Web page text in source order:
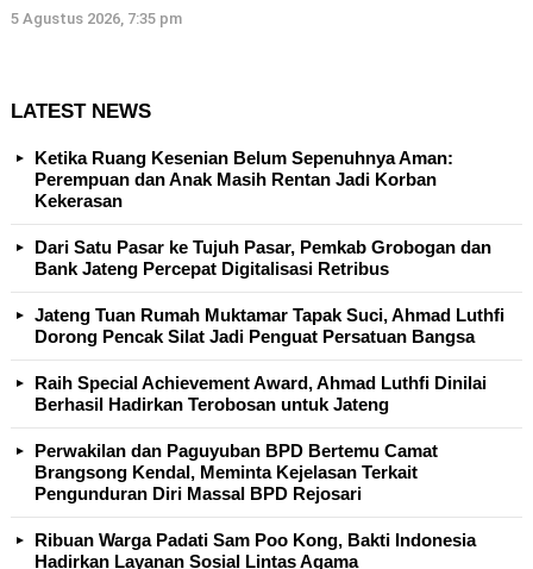
5 Agustus 2026, 7:35 pm
LATEST NEWS
Ketika Ruang Kesenian Belum Sepenuhnya Aman:
Perempuan dan Anak Masih Rentan Jadi Korban
Kekerasan
Dari Satu Pasar ke Tujuh Pasar, Pemkab Grobogan dan
Bank Jateng Percepat Digitalisasi Retribus
Jateng Tuan Rumah Muktamar Tapak Suci, Ahmad Luthfi
Dorong Pencak Silat Jadi Penguat Persatuan Bangsa
Raih Special Achievement Award, Ahmad Luthfi Dinilai
Berhasil Hadirkan Terobosan untuk Jateng
Perwakilan dan Paguyuban BPD Bertemu Camat
Brangsong Kendal, Meminta Kejelasan Terkait
Pengunduran Diri Massal BPD Rejosari
Ribuan Warga Padati Sam Poo Kong, Bakti Indonesia
Hadirkan Layanan Sosial Lintas Agama